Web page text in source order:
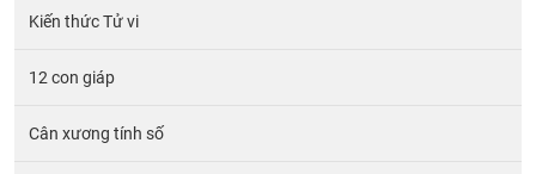
Kiến thức Tử vi
12 con giáp
Cân xương tính số